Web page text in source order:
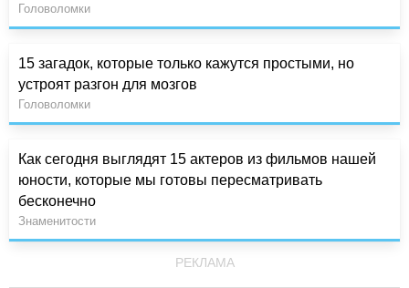
Головоломки
15 загадок, которые только кажутся простыми, но
устроят разгон для мозгов
Головоломки
Как сегодня выглядят 15 актеров из фильмов нашей
юности, которые мы готовы пересматривать
бесконечно
Знаменитости
РЕКЛАМА